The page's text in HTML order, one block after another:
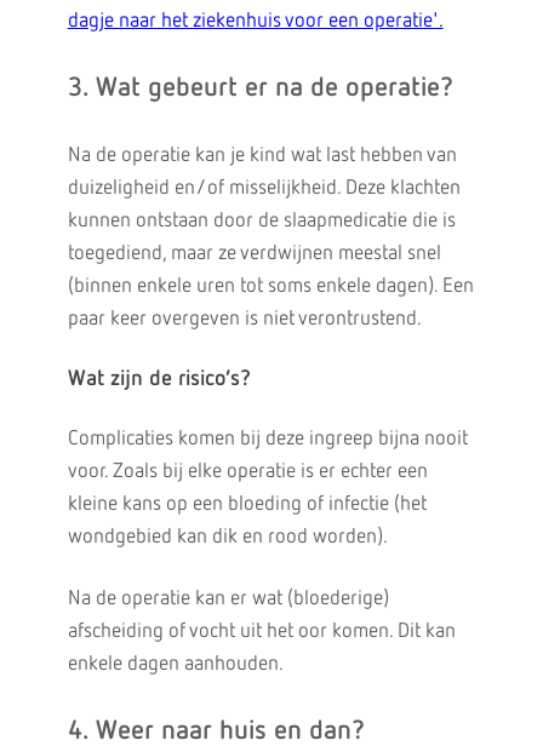
dagje naar het ziekenhuis voor een operatie'.
3. Wat gebeurt er na de operatie?
Na de operatie kan je kind wat last hebben van
duizeligheid en/of misselijkheid. Deze klachten
kunnen ontstaan door de slaapmedicatie die is
toegediend, maar ze verdwijnen meestal snel
(binnen enkele uren tot soms enkele dagen). Een
paar keer overgeven is niet verontrustend.
Wat zijn de risico’s?
Complicaties komen bij deze ingreep bijna nooit
voor. Zoals bij elke operatie is er echter een
kleine kans op een bloeding of infectie (het
wondgebied kan dik en rood worden).
Na de operatie kan er wat (bloederige)
afscheiding of vocht uit het oor komen. Dit kan
enkele dagen aanhouden.
4. Weer naar huis en dan?